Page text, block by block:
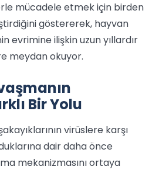
mücadele etmek için birden
göstererek, hayvan
evrimine ilişkin uzun yıllardır
meydan okuyor.
Bir Yolu
virüslere karşı
dair daha önce
mekanizmasını ortaya